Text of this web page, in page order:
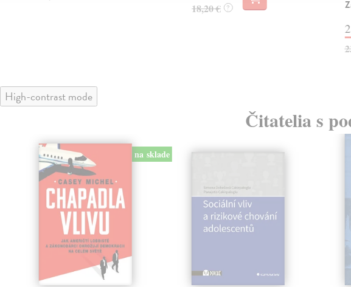
18,20 € ?
High-contrast mode
Čitatelia s
na sklade